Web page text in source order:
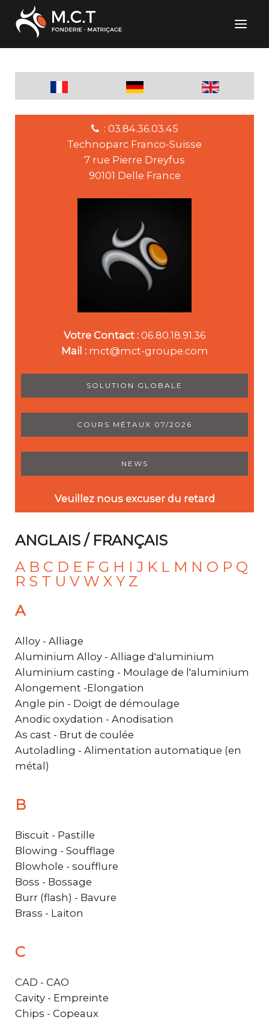
ANGLAIS / FRANÇAIS
A B C D E F G H I J K L M N O P Q
R S T U V W X Y Z
A
Alloy - Alliage
Aluminium Alloy - Alliage d'aluminium
Aluminium casting - Moulage de l'aluminium
Alongement -Elongation
Angle pin - Doigt de démoulage
Anodic oxydation - Anodisation
As cast - Brut de coulée
Autoladling - Alimentation automatique (en
métal)
B
Biscuit - Pastille
Blowing - Soufflage
Blowhole - soufflure
Boss - Bossage
Burr (flash) - Bavure
Brass - Laiton
C
CAD - CAO
Cavity - Empreinte
Chips - Copeaux
: 03.84.36.03.45
Technoparc Franco-Suisse
7 rue Pierre Dreyfus
90101 Delle France
Votre Contact : 06.80.18.91.36
Mail : mct@mct-groupe.com
SOLUTION GLOBALE
COURS MÉTAUX 07/2026
NEWS
Veuillez nous excuser du retard